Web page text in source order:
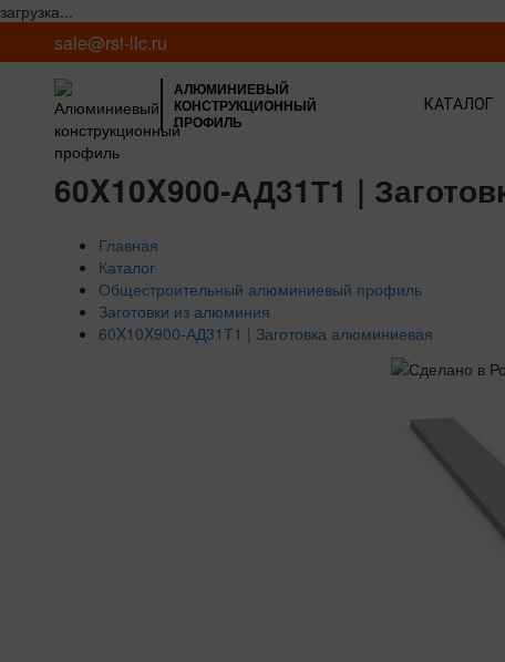
загрузка...
sale@rsi-llc.ru
АЛЮМИНИЕВЫЙ
КОНСТРУКЦИОННЫЙ
ПРОФИЛЬ
КАТАЛОГ
60X10X900-АД31Т1 |
Главная
Каталог
Общестроительный алюминиевый профиль
Заготовки из алюминия
60X10X900-АД31Т1 | Заготовка алюминиевая